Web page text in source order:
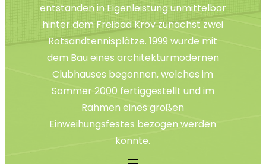
entstanden in Eigenleistung unmittelbar
hinter dem Freibad Kröv zunächst zwei
Rotsandtennisplätze. 1999 wurde mit
dem Bau eines architekturmodernen
Clubhauses begonnen, welches im
Sommer 2000 fertiggestellt und im
Rahmen eines großen
Einweihungsfestes bezogen werden
konnte.